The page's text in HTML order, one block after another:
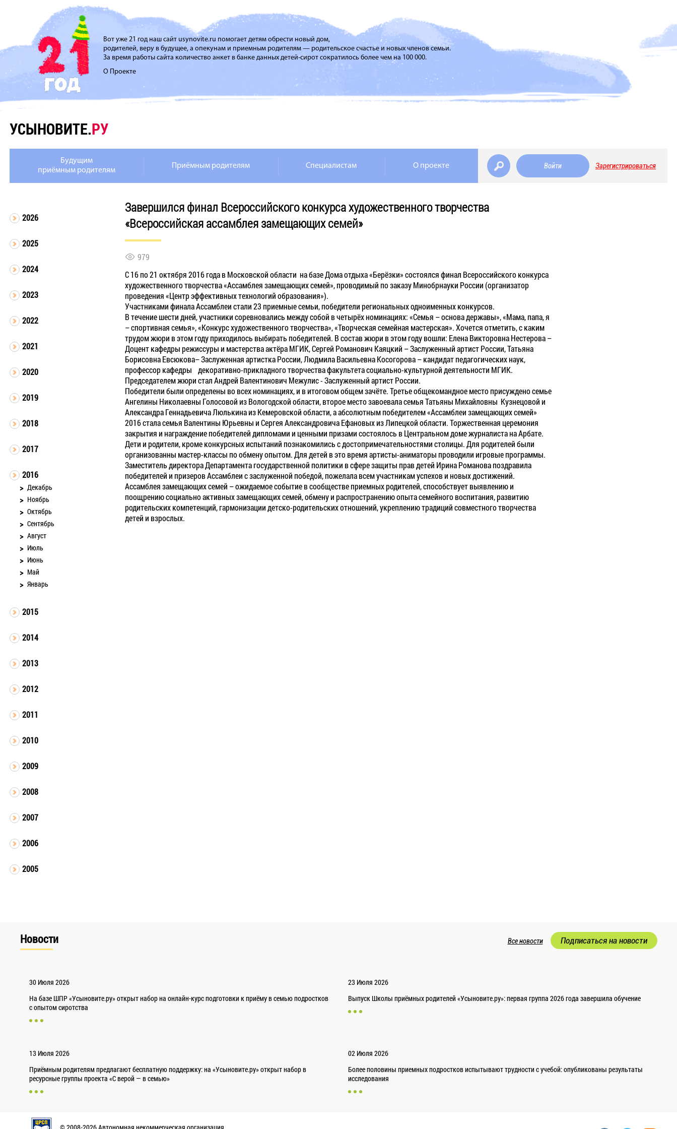
Вот уже 21 год наш сайт usynovite.ru помогает детям обрести новый дом,
родителей, веру в будущее, а опекунам и приемным родителям — родительское счастье и новых членов семьи.
За время работы сайта количество анкет в банке данных детей-сирот сократилось более чем на 100 000.
О Проекте
УСЫНОВИТЕ.РУ
Будущим
приёмным родителям
Приёмным родителям Специалистам О проекте Войти Зарегистрироваться
2026
2025
2024
2023
2022
2021
2020
2019
2018
2017
2016
Декабрь
Ноябрь
Октябрь
Сентябрь
Август
Июль
Июнь
Май
Январь
2015
2014
2013
2012
2011
2010
2009
2008
2007
2006
2005
Завершился финал Всероссийского конкурса художественного творчества
«Всероссийская ассамблея замещающих семей»
979
С 16 по 21 октября 2016 года в Московской области на базе Дома отдыха «Берёзки» состоялся финал Всероссийского конкурса
художественного творчества «Ассамблея замещающих семей», проводимый по заказу Минобрнауки России (организатор
проведения «Центр эффективных технологий образования»).
Участниками финала Ассамблеи стали 23 приемные семьи, победители региональных одноименных конкурсов.
В течение шести дней, участники соревновались между собой в четырёх номинациях: «Семья – основа державы», «Мама, папа, я
– спортивная семья», «Конкурс художественного творчества», «Творческая семейная мастерская». Хочется отметить, с каким
трудом жюри в этом году приходилось выбирать победителей. В состав жюри в этом году вошли: Елена Викторовна Нестерова –
Доцент кафедры режиссуры и мастерства актёра МГИК, Сергей Романович Каяцкий – Заслуженный артист России, Татьяна
Борисовна Евсюкова– Заслуженная артистка России, Людмила Васильевна Косогорова – кандидат педагогических наук,
профессор кафедры декоративно-прикладного творчества факультета социально-культурной деятельности МГИК.
Председателем жюри стал Андрей Валентинович Межулис - Заслуженный артист России.
Победители были определены во всех номинациях, и в итоговом общем зачёте. Третье общекомандное место присуждено семье
Ангелины Николаевны Голосовой из Вологодской области, второе место завоевала семья Татьяны Михайловны Кузнецовой и
Александра Геннадьевича Люлькина из Кемеровской области, а абсолютным победителем «Ассамблеи замещающих семей»
2016 стала семья Валентины Юрьевны и Сергея Александровича Ефановых из Липецкой области. Торжественная церемония
закрытия и награждение победителей дипломами и ценными призами состоялось в Центральном доме журналиста на Арбате.
Дети и родители, кроме конкурсных испытаний познакомились с достопримечательностями столицы. Для родителей были
организованны мастер-классы по обмену опытом. Для детей в это время артисты-аниматоры проводили игровые программы.
Заместитель директора Департамента государственной политики в сфере защиты прав детей Ирина Романова поздравила
победителей и призеров Ассамблеи с заслуженной победой, пожелала всем участникам успехов и новых достижений.
Ассамблея замещающих семей – ожидаемое событие в сообществе приемных родителей, способствует выявлению и
поощрению социально активных замещающих семей, обмену и распространению опыта семейного воспитания, развитию
родительских компетенций, гармонизации детско-родительских отношений, укреплению традиций совместного творчества
детей и взрослых.
Новости Все новости Подписаться на новости
30 Июля 2026
На базе ШПР «Усыновите.ру» открыт набор на онлайн-курс подготовки к приёму в семью подростков
с опытом сиротства
23 Июля 2026
Выпуск Школы приёмных родителей «Усыновите.ру»: первая группа 2026 года завершила обучение
13 Июля 2026
Приёмным родителям предлагают бесплатную поддержку: на «Усыновите.ру» открыт набор в
ресурсные группы проекта «С верой — в семью»
02 Июля 2026
Более половины приемных подростков испытывают трудности с учебой: опубликованы результаты
исследования